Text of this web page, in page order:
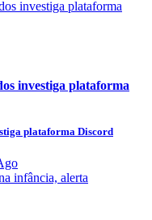
investiga plataforma
plataforma Discord